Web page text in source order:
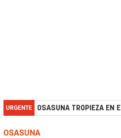
URGENTE OSASUNA TROPIEZA EN
OSASUNA